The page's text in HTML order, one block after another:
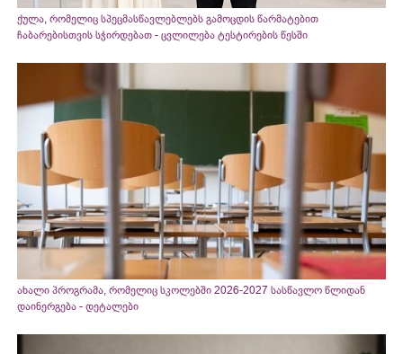
ქულა, რომელიც სპეცმასწავლებლებს გამოცდის წარმატებით
ჩაბარებისთვის სჭირდებათ - ცვლილება ტესტირების წესში
ახალი პროგრამა, რომელიც სკოლებში 2026-2027 სასწავლო წლიდან
დაინერგება - დეტალები